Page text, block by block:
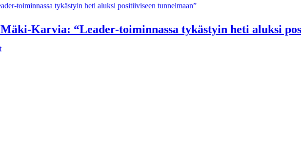
toiminnassa tykästyin heti aluksi positiiviseen tunnelmaan”
Karvia: “Leader-toiminnassa tykästyin heti aluksi